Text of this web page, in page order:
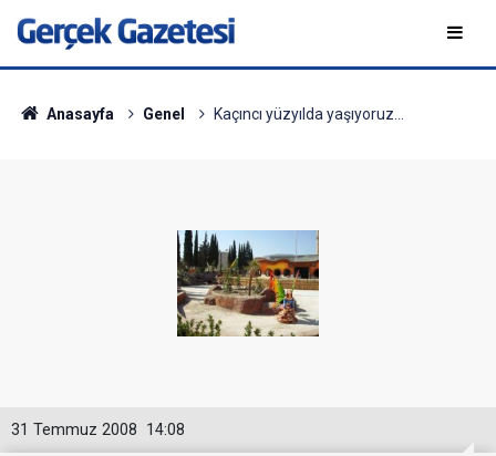
Anasayfa Genel Kaçıncı yüzyılda yaşıyoruz…
14:08
31 Temmuz 2008